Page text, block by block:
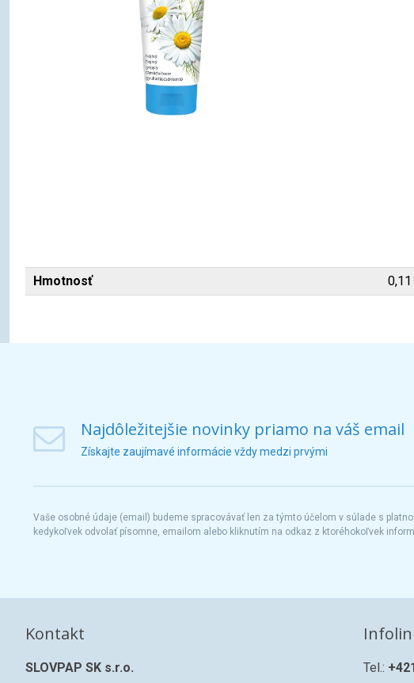
Hmotnosť
Najdôležitejšie novinky priamo na váš email
Získajte zaujímavé informácie vždy medzi prvými
Vaše osobné údaje (email) budeme spracovávať len za týmto účelom v súlade s
kedykoľvek odvolať písomne, emailom alebo kliknutím na odkaz z ktoréhokoľvek
Kontakt
SLOVPAP SK s.r.o. Tel.: